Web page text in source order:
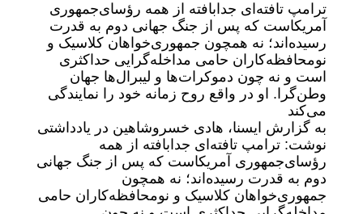
ترامپ تافته‌ای جدابافته از همه رؤسای‌جمهوری
آمریکاست که پس از جنگ جهانی دوم به قدرت
رسیده‌اند؛ نه همچون جمهوری‌خواهان کلاسیک و
نومحافظه‌کاران حامی مداخله‌گرایی حداکثری
است و نه چون دموکرات‌ها و لیبرال‌ها جهان
وطن‌گرا. او در واقع روح زمانه خود را نمایندگی
می‌کند
به گزارش ایسنا، هادی خسروشاهین در یادداشتی
نوشت: ترامپ تافته‌ای جدابافته از همه
رؤسای‌جمهوری آمریکاست که پس از جنگ جهانی
دوم به قدرت رسیده‌اند؛ نه همچون
جمهوری‌خواهان کلاسیک و نومحافظه‌کاران حامی